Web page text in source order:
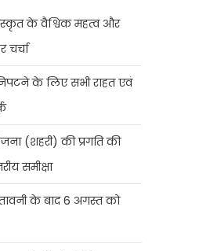
के वैश्विक महत्व और
चर्चा
के लिए सभी राहत एवं
(शहरी) की प्रगति की
समीक्षा
के बाद 6 अगस्त को